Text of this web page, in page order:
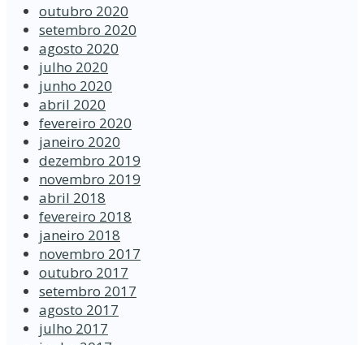
outubro 2020
setembro 2020
agosto 2020
julho 2020
junho 2020
abril 2020
fevereiro 2020
janeiro 2020
dezembro 2019
novembro 2019
abril 2018
fevereiro 2018
janeiro 2018
novembro 2017
outubro 2017
setembro 2017
agosto 2017
julho 2017